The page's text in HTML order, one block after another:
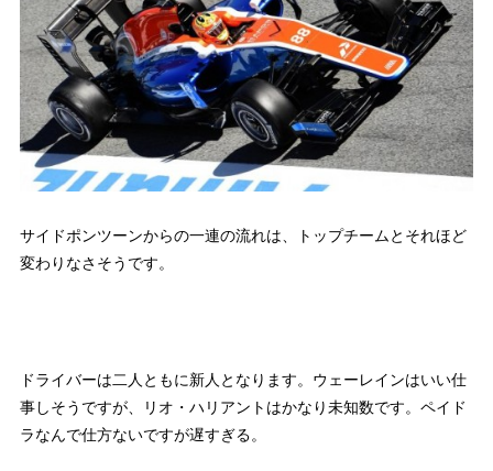
サイドポンツーンからの一連の流れは、トップチームとそれほど
変わりなさそうです。
ドライバーは二人ともに新人となります。ウェーレインはいい仕
事しそうですが、リオ・ハリアントはかなり未知数です。ペイド
ラなんで仕方ないですが遅すぎる。